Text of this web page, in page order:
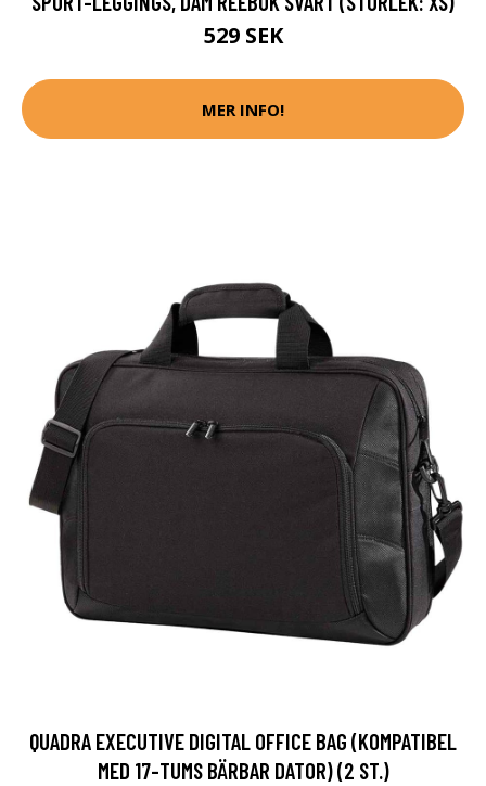
529 SEK
MER INFO!
QUADRA EXECUTIVE DIGITAL OFFICE BAG (KOMPATIBEL
MED 17-TUMS BÄRBAR DATOR) (2 ST.)